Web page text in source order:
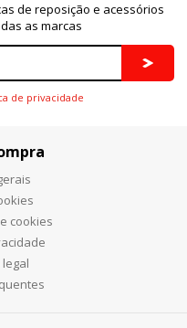
de reposição e acessórios
as marcas
de privacidade
cookies